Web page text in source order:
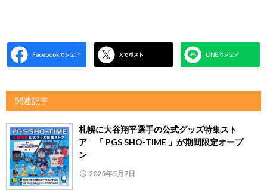
関連記事
札幌に大谷翔平選手の公式グッズ特集スト
ア 「 PGS SHO-TIME 」が期間限定オープ
ン
2025年5月7日